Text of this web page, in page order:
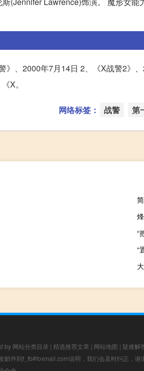
》、2000年7月14日 2、《X战警2》
X。
网络标签： 战警 第
“
“
by 网站分类目录 | 精选推荐文章 | 网站地图 | 疑难解
邮件到f_fb#foxmail.com说明，我们会及时纠正，谢